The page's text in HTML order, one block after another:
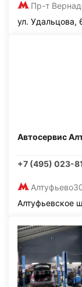
Пр-т
ул. Удальцова,
Автосервис
+7 (495) 023-
Алтуфьево
Алтуфьевское